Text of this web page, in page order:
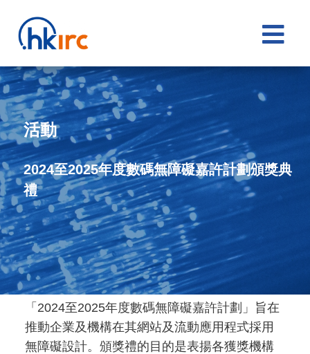

活動
2024至2025年度數碼無障礙嘉許計劃頒獎典
禮
「2024至2025年度數碼無障礙嘉許計劃」旨在
推動企業及機構在其網站及流動應用程式採用
無障礙設計。頒獎禮的目的是表揚各獲獎機構